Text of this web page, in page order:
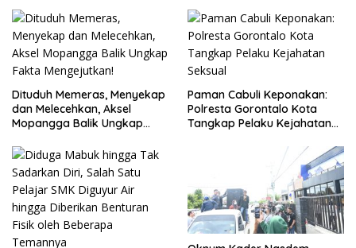
Dituduh Memeras, Menyekap
dan Melecehkan, Aksel
Mopangga Balik Ungkap
Paman Cabuli Keponakan:
Polresta Gorontalo Kota
Tangkap Pelaku Kejahatan